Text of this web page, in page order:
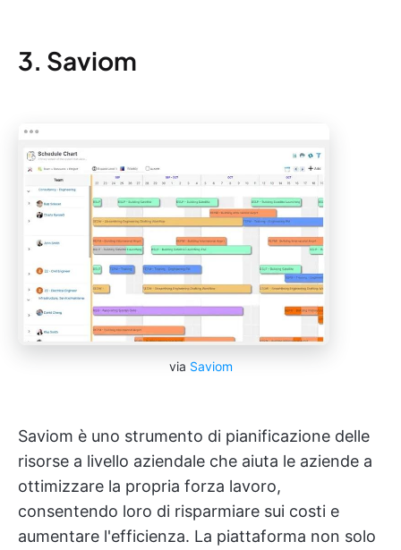
3. Saviom
via Saviom
Saviom è uno strumento di pianificazione delle
risorse a livello aziendale che aiuta le aziende a
ottimizzare la propria forza lavoro,
consentendo loro di risparmiare sui costi e
aumentare l'efficienza. La piattaforma non solo